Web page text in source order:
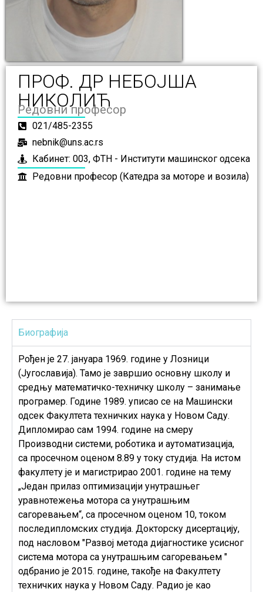
ПРОФ. ДР НЕБОЈША
НИКОЛИЋ
Редовни професор
021/485-2355
nebnik@uns.ac.rs
Кабинет: 003, ФТН - Институти машинског одсека
Редовни професор (Катедра за моторе и возила)
Биографија
Рођен је 27. јануара 1969. године у Лозници
(Југославија). Тамо је завршио основну школу и
средњу математичко-техничку школу – занимање
програмер. Године 1989. уписао се на Машински
одсек Факултета техничких наука у Новом Саду.
Дипломирао сам 1994. године на смеру
Производни системи, роботика и аутоматизација,
са просечном оценом 8.89 у току студија. На истом
факултету је и магистрирао 2001. године на тему
„Један прилаз оптимизацији унутрашњег
уравнотежења мотора са унутрашњим
сагоревањем“, са просечном оценом 10, током
последипломских студија. Докторску дисертацију,
под насловом "Развој метода дијагностике усисног
система мотора са унутрашњим сагоревањем "
одбранио је 2015. године, такође на Факултету
техничких наука у Новом Саду. Радио је као